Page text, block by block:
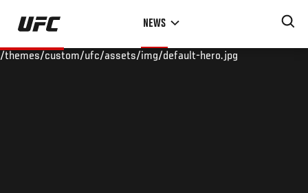
Skip
main
NEWS
/themes/custom/ufc/assets/img/default-hero.jpg